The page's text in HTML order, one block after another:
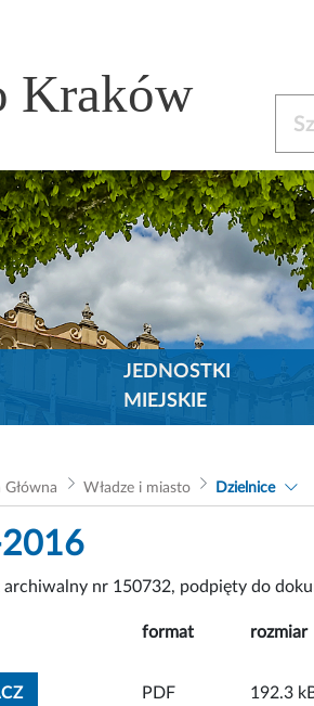
Kraków
JEDNOSTKI
MIEJSKIE
Władze i miasto Dzielnice
archiwalny nr 150732, podpięty do
format rozmiar
ZOBACZ ZAŁĄCZNIK
PDF 192.3